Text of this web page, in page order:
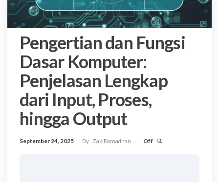
Pengertian dan Fungsi
Dasar Komputer:
Penjelasan Lengkap
dari Input, Proses,
hingga Output
September 24, 2025 By ZakiRamadhan Off